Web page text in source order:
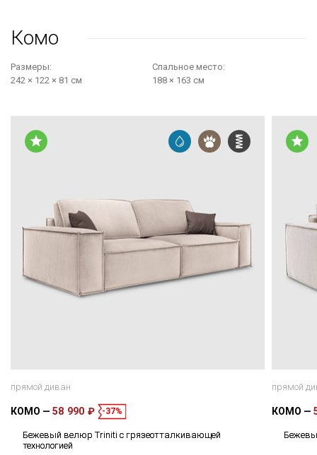
Комо
Размеры:
242 × 122 × 81 см
Cпальное место:
188 × 163 см
прямой диван
КОМО 58 990 ₽ -37%
Бежевый велюр Triniti с грязеотталкивающей
технологией
прямой
КОМО